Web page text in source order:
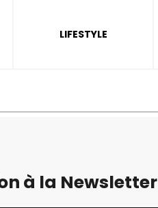
LIFESTYLE
à la Newsletter